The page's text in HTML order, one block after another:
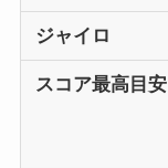
ジャイロ
スコア最高目安